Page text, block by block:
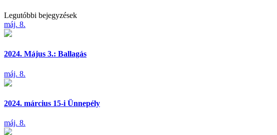
Legutóbbi bejegyzések
máj. 8.
2024. Május 3.: Ballagás
máj. 8.
2024. március 15-i Ünnepély
máj. 8.